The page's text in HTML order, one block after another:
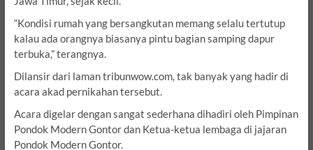
“Kondisi rumah yang bersangkutan memang selalu tertutup
kalau ada orangnya biasanya pintu bagian samping dapur
terbuka,” terangnya.
Dilansir dari laman tribunwow.com, tak banyak yang hadir di
acara akad pernikahan tersebut.
Acara digelar dengan sangat sederhana dihadiri oleh Pimpinan
Pondok Modern Gontor dan Ketua-ketua lembaga di jajaran
Pondok Modern Gontor.